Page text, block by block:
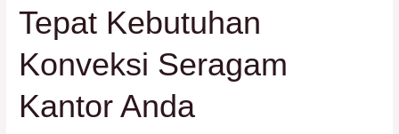
Tepat Kebutuhan
Konveksi Seragam
Kantor Anda
Solusi
Tepat
Kebutuhan
Seragam